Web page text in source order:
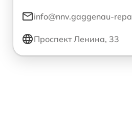
info@nnv.gaggenau-
Проспект Ленина, 33